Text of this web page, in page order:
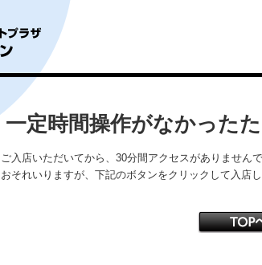
一定時間操作がなかった
ご入店いただいてから、30分間アクセスがありません
おそれいりますが、下記のボタンをクリックして入店し